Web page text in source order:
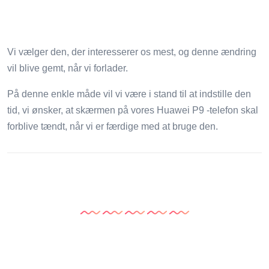
Vi vælger den, der interesserer os mest, og denne ændring
vil blive gemt, når vi forlader.
På denne enkle måde vil vi være i stand til at indstille den
tid, vi ønsker, at skærmen på vores Huawei P9 -telefon skal
forblive tændt, når vi er færdige med at bruge den.